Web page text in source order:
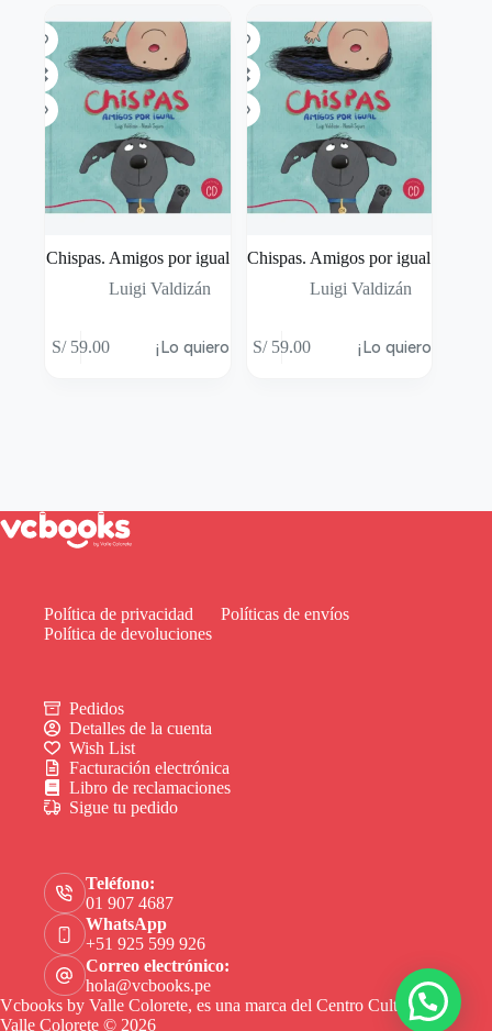
Chispas. Amigos por igual
Luigi Valdizán
S/59.00 ¡Lo quiero!
Chispas. Amigos por igual
Luigi Valdizán
S/59.00 ¡Lo quiero!
Política de privacidad
Políticas de envíos
Política de devoluciones
Pedidos
Detalles de la cuenta
Wish List
Facturación electrónica
Libro de reclamaciones
Sigue tu pedido
Teléfono:
01 907 4687
WhatsApp
+51 925 599 926
Correo electrónico:
hola@vcbooks.pe
Vcbooks by Valle Colorete, es una marca del Centro Cultural
Valle Colorete © 2026